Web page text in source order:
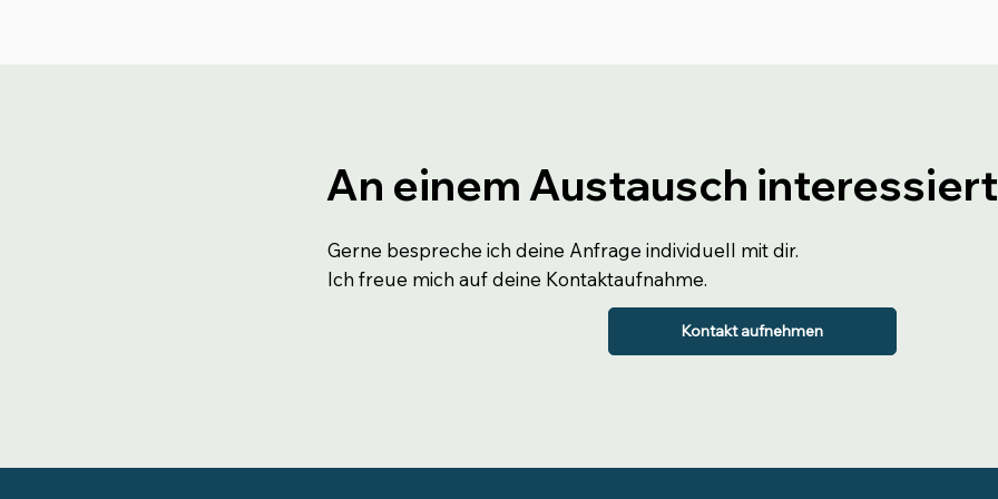
An einem Austausch
Gerne bespreche ich deine Anfrage individuell mit dir.
Ich freue mich auf deine Kontaktaufnahme.
Kontakt aufnehmen